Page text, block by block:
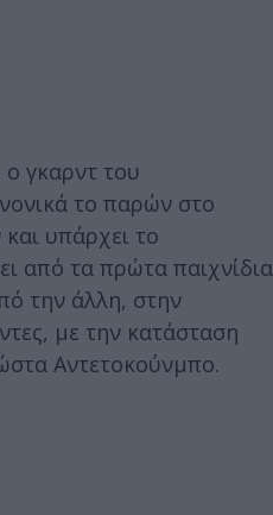
γκαρντ του
το παρών στο
υπάρχει το
από τα πρώτα παιχνίδια
την άλλη, στην
με την κατάσταση
Αντετοκούνμπο.